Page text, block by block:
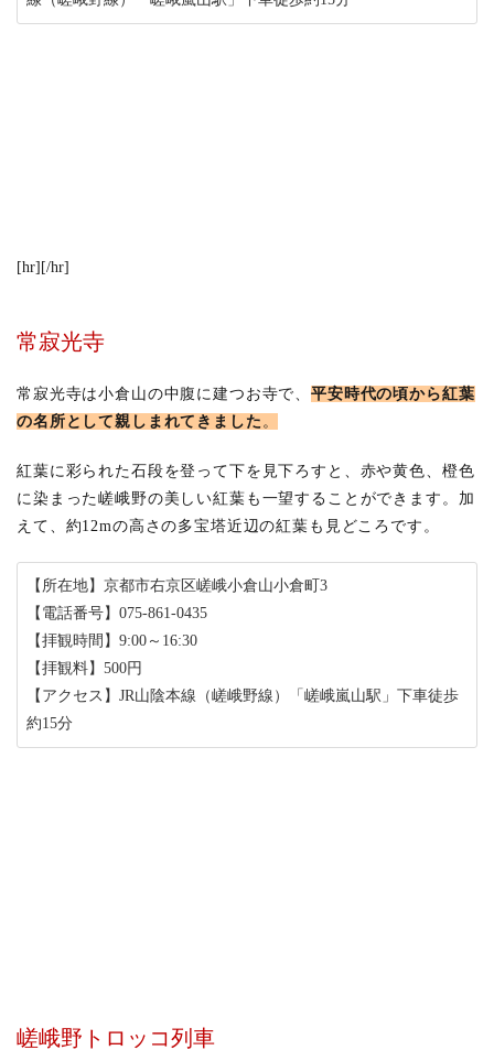
[hr][/hr]
常寂光寺
常寂光寺は小倉山の中腹に建つお寺で、平安時代の頃から紅葉
の名所として親しまれてきました 。
紅葉に彩られた石段を登って下を見下ろすと、赤や黄色、橙色
に染まった嵯峨野の美しい紅葉も一望することができます。加
えて、約12mの高さの多宝塔近辺の紅葉も見どころです。
【所在地】京都市右京区嵯峨小倉山小倉町3
【電話番号】075-861-0435
【拝観時間】9:00～16:30
【拝観料】500円
【アクセス】JR山陰本線（嵯峨野線）「嵯峨嵐山駅」下車徒歩
約15分
嵯峨野トロッコ列車